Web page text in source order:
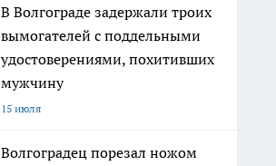
В Волгограде задержали троих
вымогателей с поддельными
удостоверениями, похитивших
мужчину
15 июля
Волгоградец порезал ножом